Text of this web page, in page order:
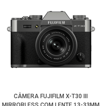
CÂMERA FUJIFILM X-T30 III